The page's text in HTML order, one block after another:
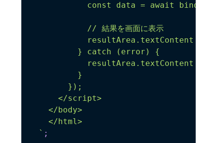
const data = await
            // 結果を画面に表示
resultArea.textContent =
          } catch (error) {
resultArea.textContent =
          }
        });
      </script>
    </body>
    </html>
` ;